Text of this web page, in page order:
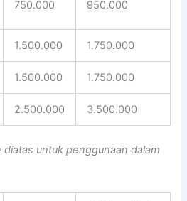
750.000 950.000
1.500.000 1.750.000
1.500.000 1.750.000
2.500.000 3.500.000
untuk penggunaan dalam